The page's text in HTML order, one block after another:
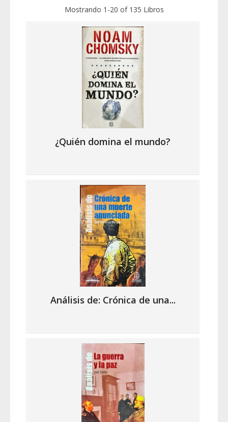
Mostrando 1-20 of 135 Libros
¿Quién domina el mundo?
Análisis de: Crónica de una...